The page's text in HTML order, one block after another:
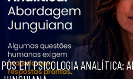
PÓS EM PSICOLOGIA ANALÍTICA: